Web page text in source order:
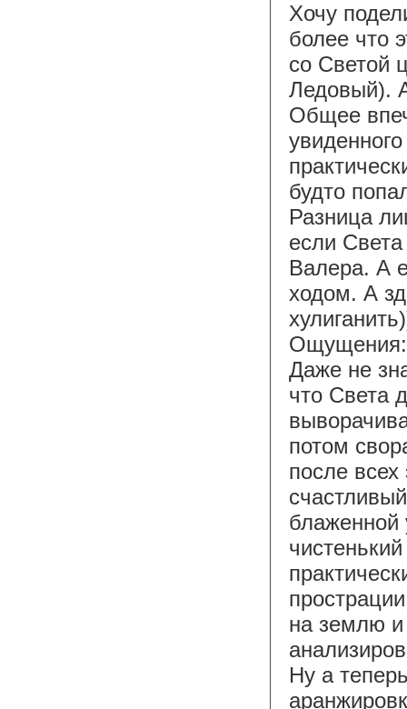
Хочу
более что
со Светой
Ледовый).
Общее
будто
Разница
если
Валера. А
ходом. А
Ощущения:
Даже не
что Света
потом
после
блаженной
на землю
Ну а